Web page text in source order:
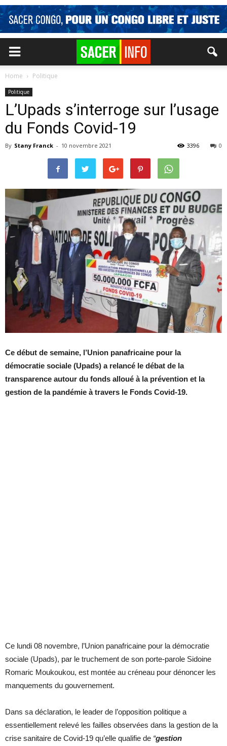
Home Politique
Politique
L’Upads s’interroge sur l’usage
du Fonds Covid-19
By Stany Franck - 10 novembre 2021 0
3396
Ce début de semaine, l’Union panafricaine pour la
démocratie sociale (Upads) a relancé le débat de la
transparence autour du fonds alloué à la prévention et la
gestion de la pandémie à travers le Fonds Covid-19.
Ce lundi 08 novembre, l’Union panafricaine pour la démocratie
sociale (Upads), par le truchement de son porte-parole Sidoine
Romaric Moukoukou, est montée au créneau pour dénoncer les
manquements du gouvernement.
Dans sa déclaration, le leader de l’opposition politique a
essentiellement relevé les failles observées dans la gestion de la
crise sanitaire de Covid-19 qu’elle qualifie de “gestion